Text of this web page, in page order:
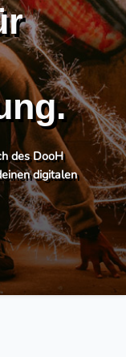
des DooH
digitalen